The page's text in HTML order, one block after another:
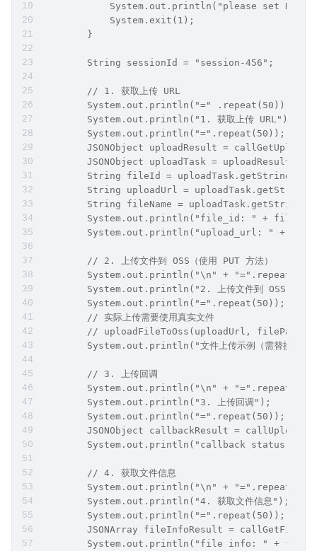
System.out.println("please set
System.exit(1);
}
String sessionId = "session-456";
// 1. 获取上传 URL
System.out.println("=" .repeat(50));
System.out.println("1. 获取上传 URL");
System.out.println("=".repeat(50));
JSONObject uploadResult =
JSONObject uploadTask =
String fileId =
String uploadUrl =
String fileName =
System.out.println("file_id: " +
System.out.println("upload_url: " +
// 2. 上传文件到 OSS（使用 PUT 方法）
System.out.println("\n" +
System.out.println("2. 上传文件到 OSS");
System.out.println("=".repeat(50));
// 实际上传需要使用真实文件
// uploadFileToOss(uploadUrl, filePath);
System.out.println("文件上传示例（需替换为真实
// 3. 上传回调
System.out.println("\n" +
System.out.println("3. 上传回调");
System.out.println("=".repeat(50));
JSONObject callbackResult =
System.out.println("callback status: " +
// 4. 获取文件信息
System.out.println("\n" +
System.out.println("4. 获取文件信息");
System.out.println("=".repeat(50));
JSONArray fileInfoResult =
System.out.println("file info: " +